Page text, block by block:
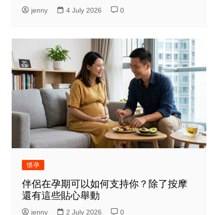
jenny 4 July 2026 0
懷孕
伴侶在孕期可以如何支持你？除了按摩
還有這些貼心舉動
jenny 2 July 2026 0